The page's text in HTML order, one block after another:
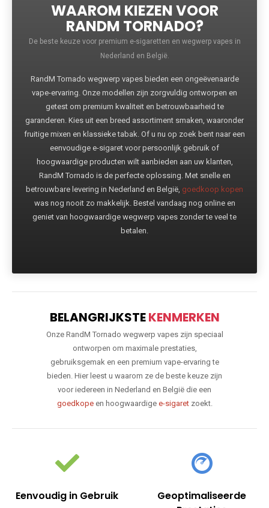
WAAROM KIEZEN VOOR
RANDM TORNADO?
De beste keuze voor premium e-sigaretten en wegwerp vapes in
Nederland en België.
RandM Tornado wegwerp vapes bieden een ongeëvenaarde
vape-ervaring. Onze modellen zijn zorgvuldig ontworpen en
getest om premium kwaliteit en betrouwbaarheid te
garanderen. Kies uit een breed assortiment smaken, waaronder
fruitige mixen en klassieke tabak. Of u nu op zoek bent naar een
eenvoudige e-sigaret voor persoonlijk gebruik of
hoogwaardige producten wilt aanbieden aan uw klanten,
RandM Tornado is de perfecte oplossing. Met snelle en
betrouwbare levering in Nederland en België, goedkoop kopen
was nog nooit zo makkelijk. Bestel vandaag nog online en
geniet van hoogwaardige wegwerp vapes zonder te veel te
betalen.
BELANGRIJKSTEKENMERKEN
Onze RandM Tornado wegwerp vapes zijn speciaal
ontworpen om maximale prestaties,
gebruiksgemak en een premium vape-ervaring te
bieden. Hier leest u waarom ze de beste keuze zijn
voor iedereen in Nederland en België die een
goedkopeen hoogwaardige e-sigaretzoekt.
Eenvoudig in Gebruik
Geoptimaliseerde